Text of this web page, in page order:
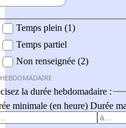
Temps plein (1)
Temps partiel
Non renseignée (2)
la durée hebdomadaire :
minimale (en heure) Durée